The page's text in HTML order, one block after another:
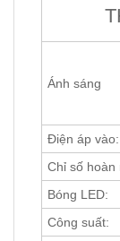
Ánh sáng
Điện áp vào:
Chỉ số hoàn
Bóng LED:
Công suất: